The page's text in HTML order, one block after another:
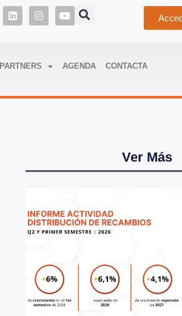
PARTNERS AGENDA CONTACTA
Ver Más